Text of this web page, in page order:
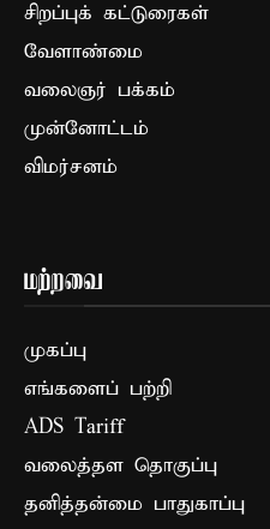
சிறப்புக் கட்டுரைகள்
வேளாண்மை
வலைஞர் பக்கம்
முன்னோட்டம்
விமர்சனம்
மற்றவை
முகப்பு
எங்களைப் பற்றி
ADS Tariff
வலைத்தள தொகுப்பு
தனித்தன்மை பாதுகாப்பு